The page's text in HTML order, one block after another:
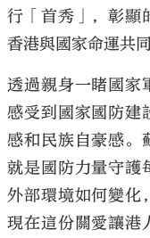
行「首秀」，彰顯
香港與國家命運共
透過親身一睹國家
感受到國家國防建
感和民族自豪感。
就是國防力量守護
外部環境如何變化
現在這份關愛讓港